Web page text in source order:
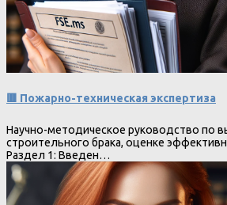
🟥 Пожарно-техническая экспертиза
Научно-методическое руководство по
строительного брака, оценке
Раздел 1: Введен…